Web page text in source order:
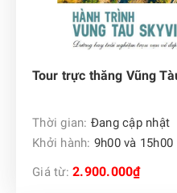
Tour trực thăng Vũng
Thời gian: Đang cập nhật
Khởi hành: 9h00 và 15h00
Giá từ: 2.900.000₫